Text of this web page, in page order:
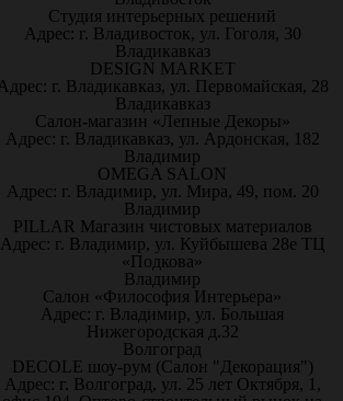
Студия интерьерных решений
Адрес: г. Владивосток, ул. Гоголя, 30
Владикавказ
DESIGN MARKET
г. Владикавказ, ул. Первомайская, 28
Владикавказ
Салон-магазин «Лепные Декоры»
Адрес: г. Владикавказ, ул. Ардонская, 182
Владимир
OMEGA SALON
Адрес: г. Владимир, ул. Мира, 49, пом. 20
Владимир
PILLAR Магазин чистовых материалов
Адрес: г. Владимир, ул. Куйбышева 28е ТЦ
«Подкова»
Владимир
Салон «Философия Интерьера»
Адрес: г. Владимир, ул. Большая
Нижегородская д.32
Волгоград
DECOLE шоу-рум (Салон "Декорация")
Адрес: г. Волгоград, ул. 25 лет Октября, 1,